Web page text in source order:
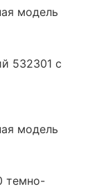
модель
532301 с
модель
темно-